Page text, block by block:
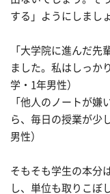
する」ようにしまし
「大学院に進んだ先
ました。私はしっか
学・1年男性）
「他人のノートが嫌
ら、毎日の授業が少
男性）
そもそも学生の本分
し、単位も取りこぼ